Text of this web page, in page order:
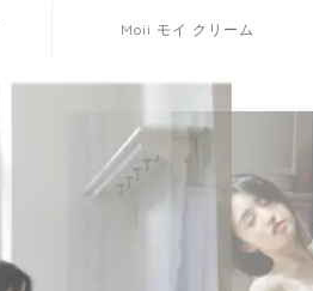
Moii モイ クリーム